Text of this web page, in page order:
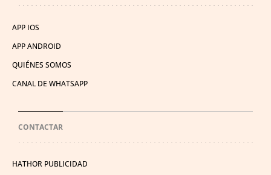
APP IOS
APP ANDROID
QUIÉNES SOMOS
CANAL DE WHATSAPP
CONTACTAR
HATHOR PUBLICIDAD